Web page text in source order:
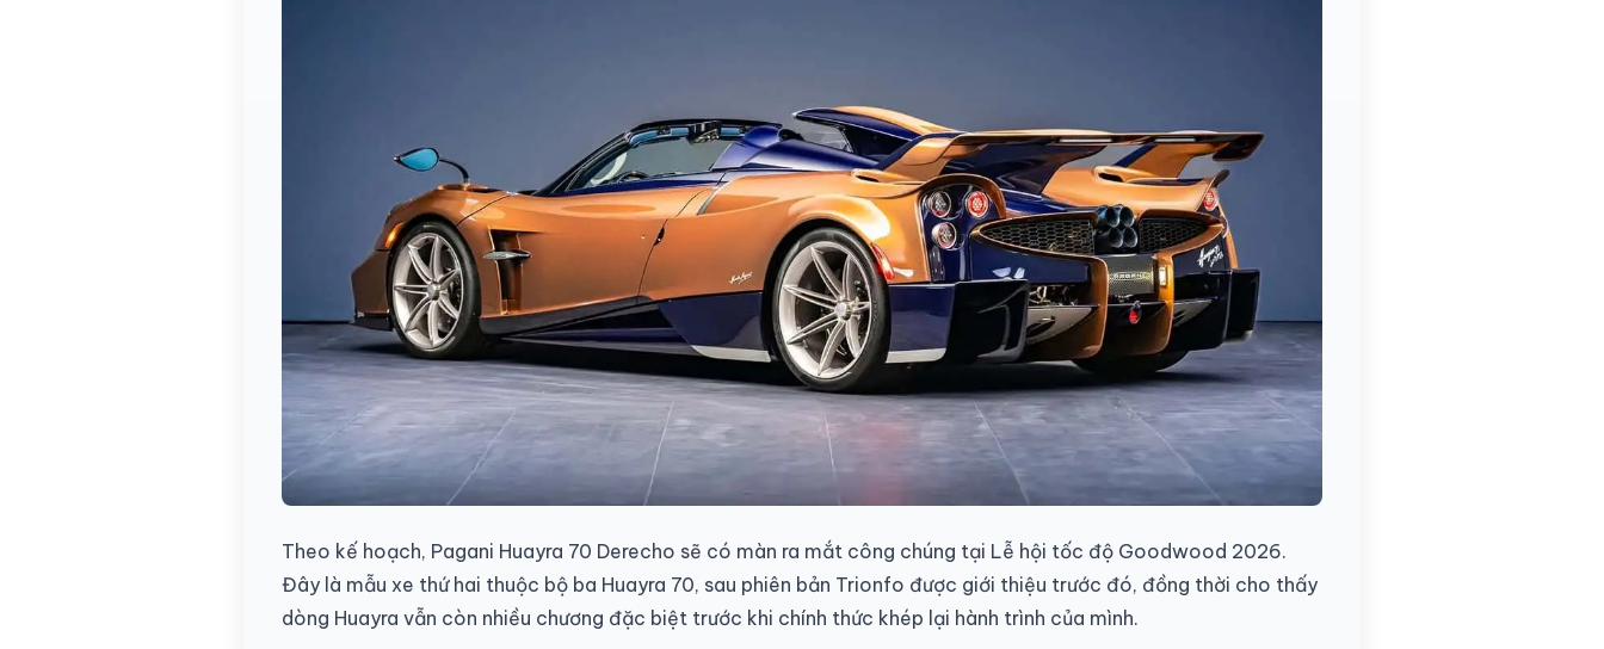
Theo kế hoạch, Pagani Huayra 70 Derecho sẽ có màn ra mắt công chúng tại Lễ hội tốc độ Goodwood 2026.
Đây là mẫu xe thứ hai thuộc bộ ba Huayra 70, sau phiên bản Trionfo được giới thiệu trước đó, đồng thời cho thấy
dòng Huayra vẫn còn nhiều chương đặc biệt trước khi chính thức khép lại hành trình của mình.